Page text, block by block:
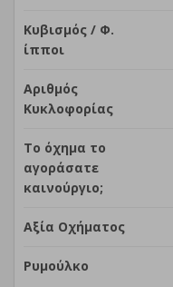
Κυβισμός / Φ.
ίπποι
Αριθμός
Κυκλοφορίας
Το όχημα το
αγοράσατε
καινούργιο;
Αξία Οχήματος
Ρυμούλκο